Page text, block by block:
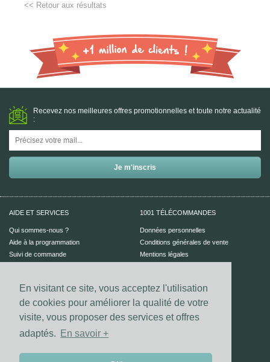
En visitant ce site, vous acceptez l'utilisation
de cookies pour améliorer la qualité de votre
visite, vous proposer des services et offres
adaptés.
En savoir +
<< Retour aux résultats
Recevez nos meilleures offres promotionnelles et toute notre actualité
:
AIDE ET SERVICES
Qui sommes-nous ?
Aide à la programmation
Suivi de commande
1001 TÉLÉCOMMANDES
Données personnelles
Conditions générales de vente
Mentions légales
Vos coordonnées bancaires sont
Les paiements Visa et Mastercard sont
UN CONSEIL ?
Nous contacter